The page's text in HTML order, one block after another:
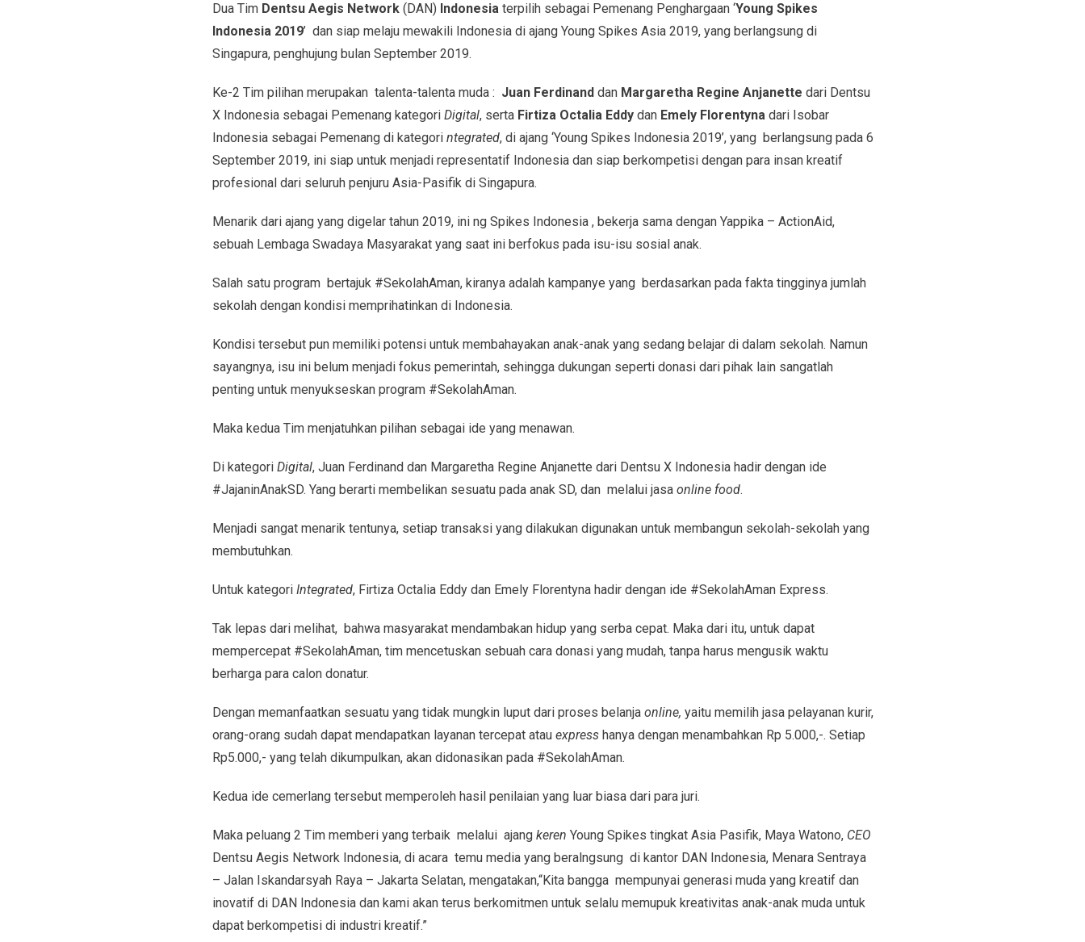
Dua Tim Dentsu Aegis Network(DAN) Indonesiaterpilih sebagai Pemenang Penghargaan ‘Young Spikes
Indonesia 2019’ dan siap melaju mewakili Indonesia di ajang Young Spikes Asia 2019, yang berlangsung di
Singapura, penghujung bulan September 2019.
Ke-2 Tim pilihan merupakan talenta-talenta muda : Juan Ferdinand dan Margaretha Regine Anjanette dari Dentsu
X Indonesia sebagai Pemenang kategori Digital, serta Firtiza Octalia Eddydan Emely Florentynadari Isobar
Indonesia sebagai Pemenang di kategori ntegrated, di ajang ‘Young Spikes Indonesia 2019’, yang berlangsung pada 6
September 2019, ini siap untuk menjadi representatif Indonesia dan siap berkompetisi dengan para insan kreatif
profesional dari seluruh penjuru Asia-Pasifik di Singapura.
Menarik dari ajang yang digelar tahun 2019, ini ng Spikes Indonesia , bekerja sama dengan Yappika – ActionAid,
sebuah Lembaga Swadaya Masyarakat yang saat ini berfokus pada isu-isu sosial anak.
Salah satu program bertajuk #SekolahAman, kiranya adalah kampanye yang berdasarkan pada fakta tingginya jumlah
sekolah dengan kondisi memprihatinkan di Indonesia.
Kondisi tersebut pun memiliki potensi untuk membahayakan anak-anak yang sedang belajar di dalam sekolah. Namun
sayangnya, isu ini belum menjadi fokus pemerintah, sehingga dukungan seperti donasi dari pihak lain sangatlah
penting untuk menyukseskan program #SekolahAman.
Maka kedua Tim menjatuhkan pilihan sebagai ide yang menawan.
Di kategori Digital, Juan Ferdinand dan Margaretha Regine Anjanette dari Dentsu X Indonesia hadir dengan ide
#JajaninAnakSD. Yang berarti membelikan sesuatu pada anak SD, dan melalui jasa online food.
Menjadi sangat menarik tentunya, setiap transaksi yang dilakukan digunakan untuk membangun sekolah-sekolah yang
membutuhkan.
Untuk kategori Integrated, Firtiza Octalia Eddy dan Emely Florentyna hadir dengan ide #SekolahAman Express.
Tak lepas dari melihat, bahwa masyarakat mendambakan hidup yang serba cepat. Maka dari itu, untuk dapat
mempercepat #SekolahAman, tim mencetuskan sebuah cara donasi yang mudah, tanpa harus mengusik waktu
berharga para calon donatur.
Dengan memanfaatkan sesuatu yang tidak mungkin luput dari proses belanja online, yaitu memilih jasa pelayanan kurir,
orang-orang sudah dapat mendapatkan layanan tercepat atau expresshanya dengan menambahkan Rp 5.000,-. Setiap
Rp5.000,- yang telah dikumpulkan, akan didonasikan pada #SekolahAman.
Kedua ide cemerlang tersebut memperoleh hasil penilaian yang luar biasa dari para juri.
Maka peluang 2 Tim memberi yang terbaik melalui ajang keren Young Spikes tingkat Asia Pasifik, Maya Watono, CEO
Dentsu Aegis Network Indonesia, di acara temu media yang beralngsung di kantor DAN Indonesia, Menara Sentraya
– Jalan Iskandarsyah Raya – Jakarta Selatan, mengatakan,“Kita bangga mempunyai generasi muda yang kreatif dan
inovatif di DAN Indonesia dan kami akan terus berkomitmen untuk selalu memupuk kreativitas anak-anak muda untuk
dapat berkompetisi di industri kreatif.”